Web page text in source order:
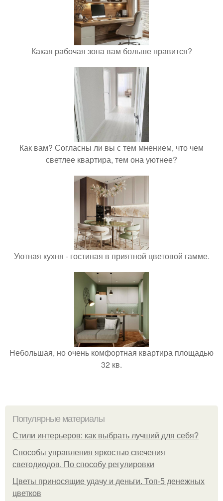
Какая рабочая зона вам больше нравится?
Как вам? Согласны ли вы с тем мнением, что чем
светлее квартира, тем она уютнее?
Уютная кухня - гостиная в приятной цветовой гамме.
Небольшая, но очень комфортная квартира площадью
32 кв.
Популярные материалы
Стили интерьеров: как выбрать лучший для себя?
Способы управления яркостью свечения
светодиодов. По способу регулировки
Цветы приносящие удачу и деньги. Топ-5 денежных
цветков